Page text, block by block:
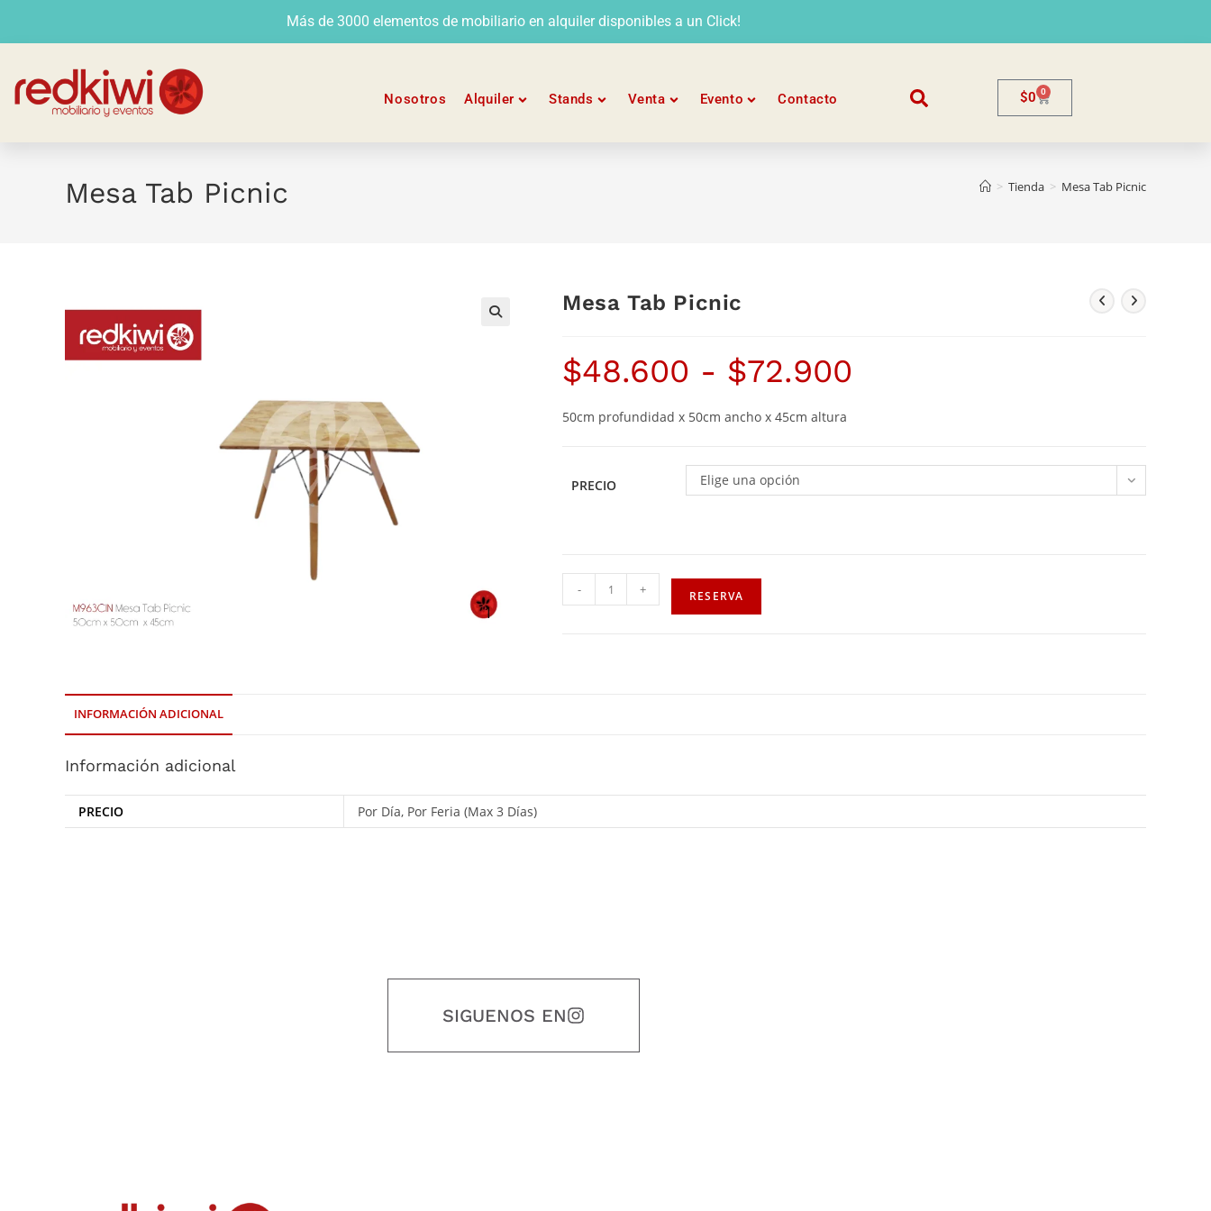
Más de 3000 elementos de mobiliario en alquiler disponibles a un Click!
Nosotros Alquiler Stands Venta Evento Contacto $0 0
Mesa Tab Picnic > Tienda > Mesa Tab Picnic
Mesa Tab Picnic
$48.600 - $72.900
50cm profundidad x 50cm ancho x 45cm altura
PRECIO Elige una opción
- + RESERVA
INFORMACIÓN ADICIONAL
Información adicional
PRECIO Por Día, Por Feria (Max 3 Días)
SIGUENOS EN